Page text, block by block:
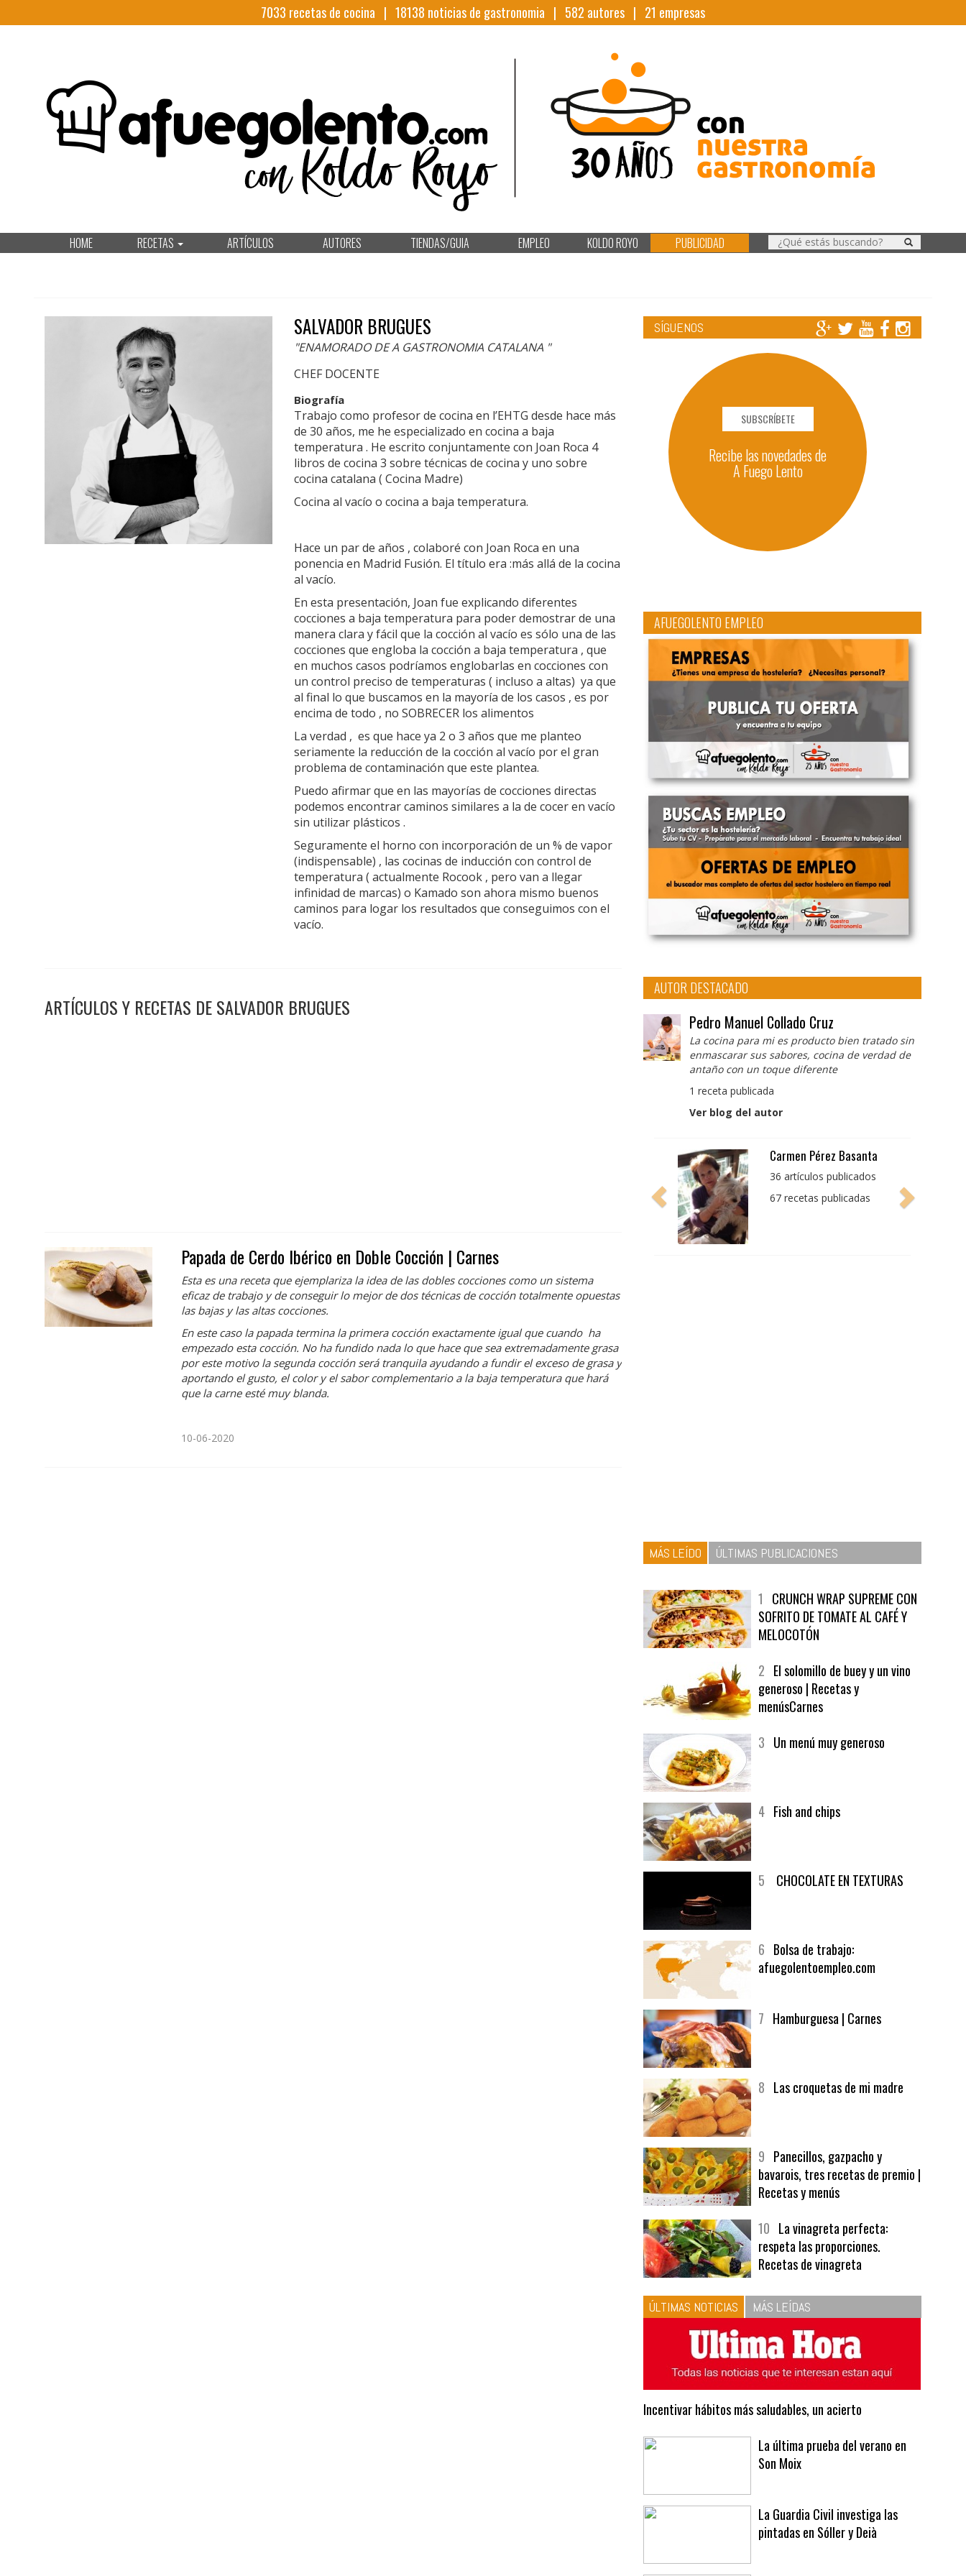
7033 recetas de cocina | 18138 noticias de gastronomia | 582 autores | 21 empresas
HOME RECETAS ARTÍCULOS AUTORES TIENDAS/GUIA EMPLEO KOLDO ROYO PUBLICIDAD
SALVADOR BRUGUES
"ENAMORADO DE A GASTRONOMIA CATALANA "
CHEF DOCENTE
Biografía
Trabajo como profesor de cocina en l’EHTG desde hace más
de 30 años, me he especializado en cocina a baja
temperatura . He escrito conjuntamente con Joan Roca 4
libros de cocina 3 sobre técnicas de cocina y uno sobre
cocina catalana ( Cocina Madre)
Cocina al vacío o cocina a baja temperatura.
Hace un par de años , colaboré con Joan Roca en una
ponencia en Madrid Fusión. El título era :más allá de la cocina
al vacío.
En esta presentación, Joan fue explicando diferentes
cocciones a baja temperatura para poder demostrar de una
manera clara y fácil que la cocción al vacío es sólo una de las
cocciones que engloba la cocción a baja temperatura , que
en muchos casos podríamos englobarlas en cocciones con
un control preciso de temperaturas ( incluso a altas) ya que
al final lo que buscamos en la mayoría de los casos , es por
encima de todo , no SOBRECER los alimentos
La verdad , es que hace ya 2 o 3 años que me planteo
seriamente la reducción de la cocción al vacío por el gran
problema de contaminación que este plantea.
Puedo afirmar que en las mayorías de cocciones directas
podemos encontrar caminos similares a la de cocer en vacío
sin utilizar plásticos .
Seguramente el horno con incorporación de un % de vapor
(indispensable) , las cocinas de inducción con control de
temperatura ( actualmente Rocook , pero van a llegar
infinidad de marcas) o Kamado son ahora mismo buenos
caminos para logar los resultados que conseguimos con el
vacío.
ARTÍCULOS Y RECETAS DE SALVADOR BRUGUES
Papada de Cerdo Ibérico en Doble Cocción | Carnes
Esta es una receta que ejemplariza la idea de las dobles cocciones como un sistema
eficaz de trabajo y de conseguir lo mejor de dos técnicas de cocción totalmente opuestas
las bajas y las altas cocciones.
En este caso la papada termina la primera cocción exactamente igual que cuando ha
empezado esta cocción. No ha fundido nada lo que hace que sea extremadamente grasa
por este motivo la segunda cocción será tranquila ayudando a fundir el exceso de grasa y
aportando el gusto, el color y el sabor complementario a la baja temperatura que hará
que la carne esté muy blanda.
10-06-2020
SÍGUENOS
SUBSCRÍBETE
Recibe las novedades de
A Fuego Lento
AFUEGOLENTO EMPLEO
AUTOR DESTACADO
Pedro Manuel Collado Cruz
La cocina para mi es producto bien tratado sin
enmascarar sus sabores, cocina de verdad de
antaño con un toque diferente
1 receta publicada
Ver blog del autor
Pedro Manuel Collado
Cruz
producto bien tratado
MÁS LEÍDO ÚLTIMAS PUBLICACIONES
SOFRITO DE TOMATE AL CAFÉ Y
MELOCOTÓN
generoso | Recetas y
afuegolentoempleo.com
bavarois, tres recetas de premio |
Recetas y menús
respeta las proporciones.
Recetas de vinagreta
ÚLTIMAS NOTICIAS MÁS LEÍDAS
Incentivar hábitos más saludables, un acierto
Son Moix